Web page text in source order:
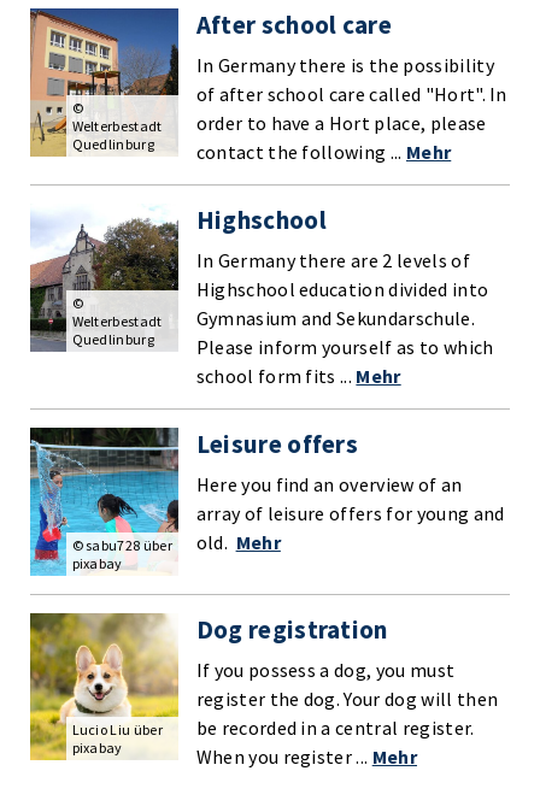
After school care
In Germany there is the possibility
of after school care called "Hort". In
order to have a Hort place, please
contact the following ... Mehr
©
Welterbestadt
Quedlinburg
Highschool
In Germany there are 2 levels of
Highschool education divided into
Gymnasium and Sekundarschule.
Please inform yourself as to which
school form fits ... Mehr
©
Welterbestadt
Quedlinburg
Leisure offers
Here you find an overview of an
array of leisure offers for young and
old. Mehr
© sabu728 über
pixabay
Dog registration
If you possess a dog, you must
register the dog. Your dog will then
be recorded in a central register.
When you register ... Mehr
Lucio Liu über
pixabay